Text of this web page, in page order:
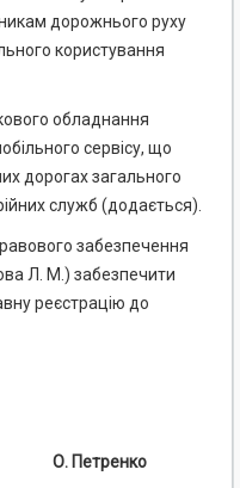
дорожнього руху
користування
обладнання
сервісу, що
дорогах загального
служб (додається).
забезпечення
Л. М.) забезпечити
реєстрацію до
О. Петренко